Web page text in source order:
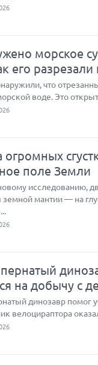
морское
его разрезали
что
воде. Это
огромных
поле Земли
исследованию,
земной мантии — на
на добычу с
динозавр помог
велоцираптора